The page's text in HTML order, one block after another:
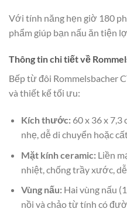
Với tính năng hẹn giờ 180
phẩm giúp bạn nấu ăn tiện
Thông tin chi tiết về
Bếp từ đôi Rommelsbacher
và thiết kế tối ưu:
Kích thước:60 x 36 x 7,3
nhẹ, dễ di chuyển hoặc
Mặt kính ceramic:Liền
nhiệt, chống trầy xước,
Vùng nấu:Hai vùng nấu
nồi và chảo từ tính có